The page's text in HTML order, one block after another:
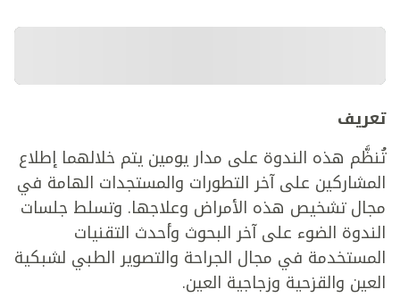
تعريف
تُنظَّم هذه الندوة على مدار يومين يتم خلالهما إطلاع
المشاركين على آخر التطورات والمستجدات الهامة في
مجال تشخيص هذه الأمراض وعلاجها. وتسلط جلسات
الندوة الضوء على آخر البحوث وأحدث التقنيات
المستخدمة في مجال الجراحة والتصوير الطبي لشبكية
العين والقزحية وزجاجية العين.